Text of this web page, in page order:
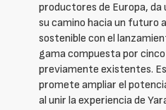
productores de Europa, da
su camino hacia un futuro
sostenible con el
gama compuesta por
previamente existentes.
promete ampliar el
al unir la experiencia de